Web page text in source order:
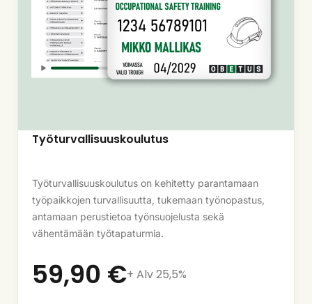
Työturvallisuuskoulutus
Työturvallisuuskoulutus on kehitetty parantamaan
työpaikkojen turvallisuutta, tukemaan työnopastus,
antamaan perustietoa työnsuojelusta sekä
vähentämään työtapaturmia.
59,90 €+ Alv 25,5%